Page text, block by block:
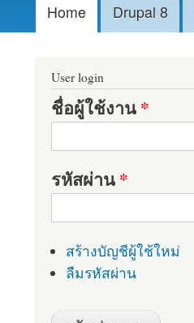
Main menu
Home Drupal 8
User login
ชื่อผู้ใช้งาน*
รหัสผ่าน*
สร้างบัญชีผู้ใช้ใหม่
ลืมรหัสผ่าน